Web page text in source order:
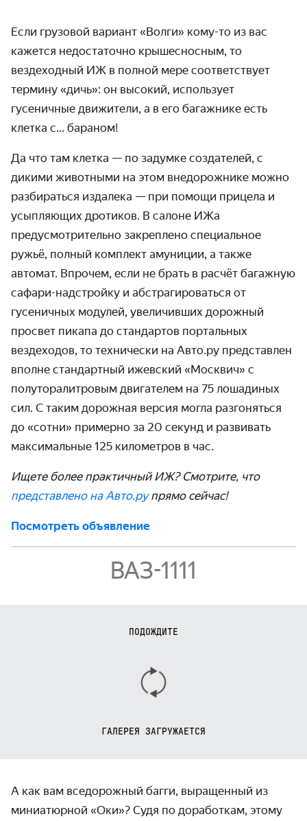
Если грузовой вариант «Волги» кому-то из вас
кажется недостаточно крышесносным, то
вездеходный ИЖ в полной мере соответствует
термину «дичь»: он высокий, использует
гусеничные движители, а в его багажнике есть
клетка с... бараном!
Да что там клетка — по задумке создателей, с
дикими животными на этом внедорожнике можно
разбираться издалека — при помощи прицела и
усыпляющих дротиков. В салоне ИЖа
предусмотрительно закреплено специальное
ружьё, полный комплект амуниции, а также
автомат. Впрочем, если не брать в расчёт багажную
сафари-надстройку и абстрагироваться от
гусеничных модулей, увеличивших дорожный
просвет пикапа до стандартов портальных
вездеходов, то технически на Авто.ру представлен
вполне стандартный ижевский «Москвич» с
полуторалитровым двигателем на 75 лошадиных
сил. С таким дорожная версия могла разгоняться
до «сотни» примерно за 20 секунд и развивать
максимальные 125 километров в час.
Ищете более практичный ИЖ? Смотрите, что
представлено на Авто.рупрямо сейчас!
Посмотреть объявление
ВАЗ-1111
ПОДОЖДИТЕ
ГАЛЕРЕЯ ЗАГРУЖАЕТСЯ
А как вам вседорожный багги, выращенный из
миниатюрной «Оки»? Судя по доработкам, этому